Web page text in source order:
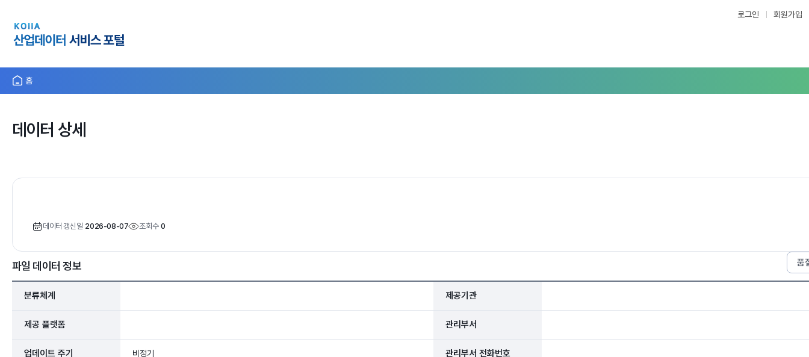
로그인 회원가입
홈
데이터 상세
데이터 갱신일 2026-08-07 조회수 0
파일 데이터 정보 품
분류체계 제공기관
제공 플랫폼 관리부서
업데이트 주기 비정기 관리부서 전화번호